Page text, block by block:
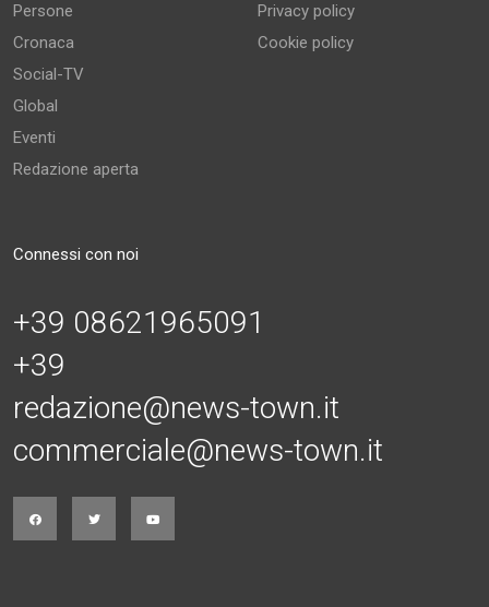
Persone
Cronaca
Social-TV
Global
Eventi
Redazione aperta
Privacy policy
Cookie policy
Connessi con noi
+39 08621965091
+39
redazione@news-town.it
commerciale@news-town.it